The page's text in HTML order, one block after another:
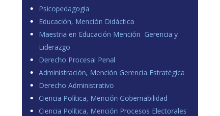
Psicopedagogia
Educación, Mención Didáctica
Maestria en Educación Mención Gerencia y
Liderazgo
Derecho Procesal Penal
Administración, Mención Gerencia Estratégica
Derecho Administrativo
Ciencia Política, Mención Gobernabilidad
Ciencia Política, Mención Procesos Electorales